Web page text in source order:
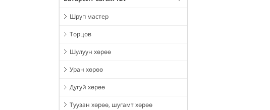
Шруп мастер
Торцов
Шулуун хөрөө
Уран хөрөө
Дугуй хөрөө
Туузан хөрөө, шугамт хөрөө